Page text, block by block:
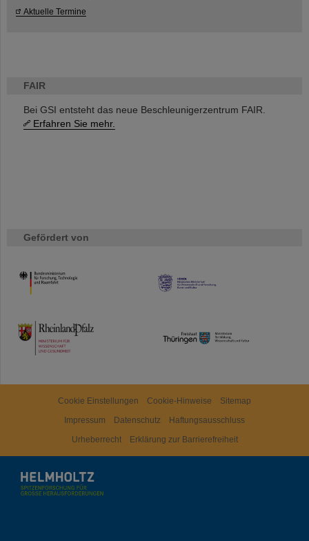
FAIR
Bei GSI entsteht das neue Beschleunigerzentrum FAIR.
Erfahren Sie mehr.
Gefördert von
HMWK
TMWWDG
Aktuelle Termine
Cookie Einstellungen Cookie-Hinweise
Sitemap
Impressum
Datenschutz
Haftungsausschluss
Urheberrecht
Erklärung zur Barrierefreiheit